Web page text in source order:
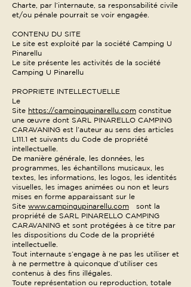
Charte, par l’internaute, sa responsabilité civile
et/ou pénale pourrait se voir engagée.
CONTENU DU SITE
Le site est exploité par la société Camping U
Pinarellu
Le site présente les activités de la société
Camping U Pinarellu
PROPRIETE INTELLECTUELLE
Le
Site https://campingupinarellu.com constitue
une œuvre dont SARL PINARELLO CAMPING
CARAVANING est l’auteur au sens des articles
L111.1 et suivants du Code de propriété
intellectuelle.
De manière générale, les données, les
programmes, les échantillons musicaux, les
textes, les informations, les logos, les identités
visuelles, les images animées ou non et leurs
mises en forme apparaissant sur le
Site www.campingupinarellu.com sont la
propriété de SARL PINARELLO CAMPING
CARAVANING et sont protégées à ce titre par
les dispositions du Code de la propriété
intellectuelle.
Tout internaute s’engage à ne pas les utiliser et
à ne permettre à quiconque d’utiliser ces
contenus à des fins illégales.
Toute représentation ou reproduction, totale